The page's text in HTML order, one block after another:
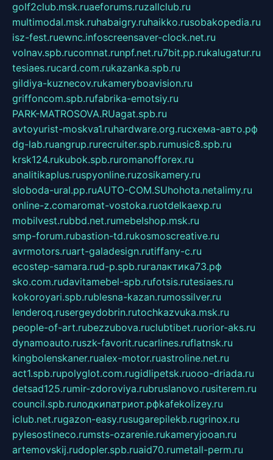
golf2club.msk.ruaeforums.ruzallclub.ru
multimodal.msk.ruhabaigry.ruhaikko.rusobakopedia.ru
isz-fest.ruewnc.infoscreensaver-clock.net.ru
volnav.spb.rucomnat.runpf.net.ru7bit.pp.rukalugatur.ru
tesiaes.rucard.com.rukazanka.spb.ru
gildiya-kuznecov.rukameryboavision.ru
griffoncom.spb.rufabrika-emotsiy.ru
PARK-MATROSOVA.RUagat.spb.ru
avtoyurist-moskva1.ruhardware.org.ruсхема-авто.рф
dg-lab.ruangrup.rurecruiter.spb.rumusic8.spb.ru
krsk124.rukubok.spb.ruromanofforex.ru
analitikaplus.ruspyonline.ruzosikamery.ru
sloboda-ural.pp.ruAUTO-COM.SUhohota.netalimy.ru
online-z.comaromat-vostoka.ruotdelkaexp.ru
mobilvest.rubbd.net.rumebelshop.msk.ru
smp-forum.rubastion-td.rukosmoscreative.ru
avrmotors.ruart-galadesign.rutiffany-c.ru
ecostep-samara.rud-p.spb.ruгалактика73.рф
sko.com.rudavitamebel-spb.rufotsis.rutesiaes.ru
kokoroyari.spb.rublesna-kazan.rumossilver.ru
lenderoq.rusergeydobrin.rutochkazvuka.msk.ru
people-of-art.rubezzubova.ruclubtibet.ruorior-aks.ru
dynamoauto.ruszk-favorit.rucarlines.ruflatnsk.ru
kingbolenskaner.rualex-motor.ruastroline.net.ru
act1.spb.rupolyglot.com.rugidlipetsk.ruooo-driada.ru
detsad125.rumir-zdoroviya.rubruslanovo.rusiterem.ru
council.spb.ruлодкипатриот.рфkafekolizey.ru
iclub.net.rugazon-easy.rusugarepilekb.rugrinox.ru
pylesostineco.rumsts-ozarenie.rukameryjooan.ru
artemovskij.rudopler.spb.ruaid70.rumetall-perm.ru